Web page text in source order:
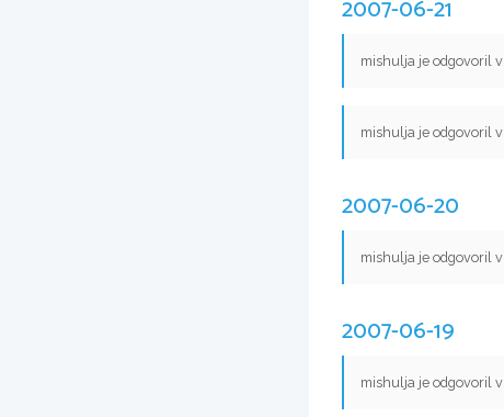
2007-06-21
mishulja je odgovoril v
mishulja je odgovoril v
2007-06-20
mishulja je odgovoril v
2007-06-19
mishulja je odgovoril v